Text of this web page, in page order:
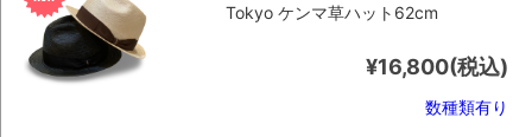
Tokyo ケンマ草ハット62cm
¥16,800(税込)
数種類有り